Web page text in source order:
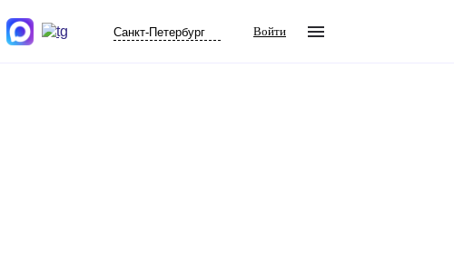
Санкт-Петербург Войти